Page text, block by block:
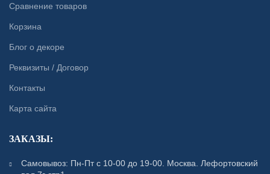
Сравнение товаров
Корзина
Блог о декоре
Реквизиты / Договор
Контакты
Карта сайта
ЗАКАЗЫ:
Самовывоз: Пн-Пт с 10-00 до 19-00. Москва. Лефортовский